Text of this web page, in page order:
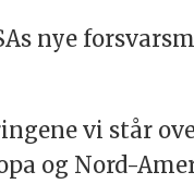
nye
vi står
og Nord-